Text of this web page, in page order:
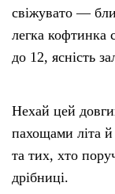
свіжувато —
легка кофтинка
до 12, ясність
Нехай цей
пахощами літа
та тих, хто
дрібниці.